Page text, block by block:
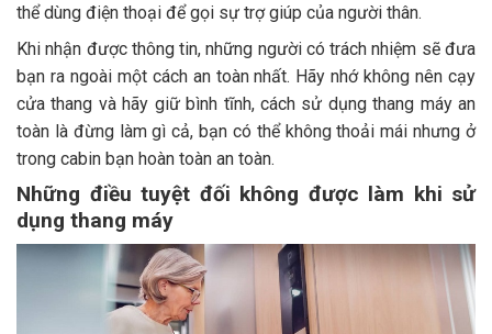
thể dùng điện thoại để gọi sự trợ giúp của người thân.
Khi nhận được thông tin, những người có trách nhiệm sẽ đưa
bạn ra ngoài một cách an toàn nhất. Hãy nhớ không nên cạy
cửa thang và hãy giữ bình tĩnh, cách sử dụng thang máy an
toàn là đừng làm gì cả, bạn có thể không thoải mái nhưng ở
trong cabin bạn hoàn toàn an toàn.
Những điều tuyệt đối không được làm khi sử
dụng thang máy